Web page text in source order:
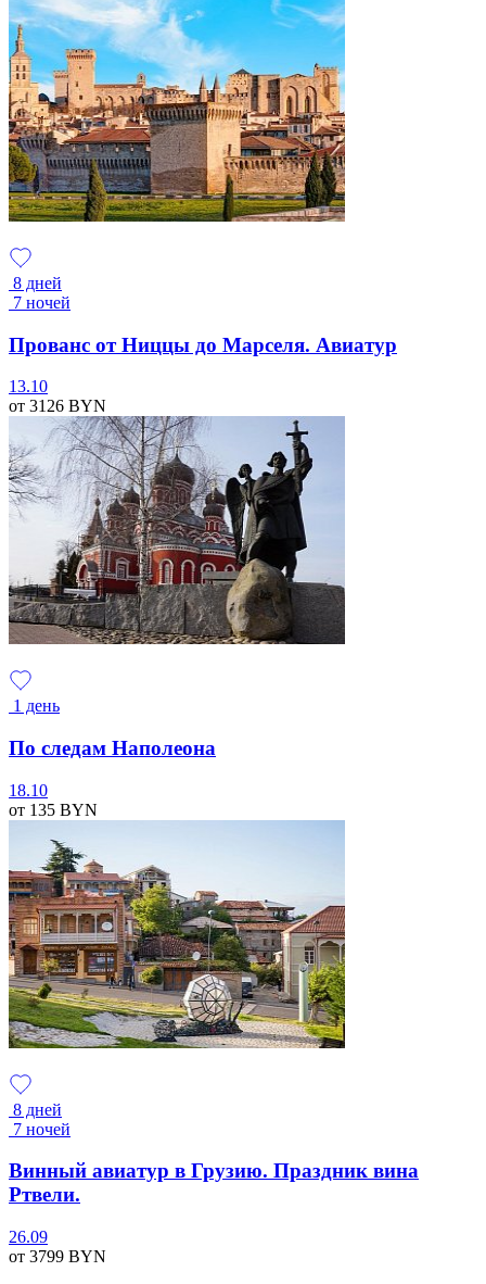
8 дней
7 ночей
Прованс от Ниццы до Марселя. Авиатур
13.10
от 3126 BYN
1 день
По следам Наполеона
18.10
от 135 BYN
8 дней
7 ночей
Винный авиатур в Грузию. Праздник вина
Ртвели.
26.09
от 3799 BYN